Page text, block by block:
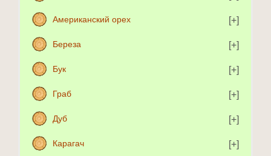
Американский орех
Береза
Бук
Граб
Дуб
Карагач